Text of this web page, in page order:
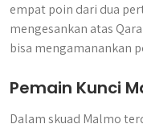
empat poin dari dua
mengesankan atas
bisa mengamanankan
Pemain Kunci
Dalam skuad Malmo